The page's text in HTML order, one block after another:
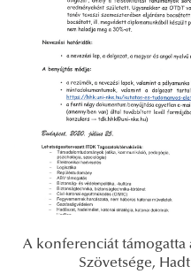
A konferenciát
Szövetsége,